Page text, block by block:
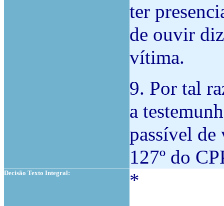
ter
de ouvir
vítima.
9. Por tal
a
passível de
127º do
Decisão Texto Integral:
*